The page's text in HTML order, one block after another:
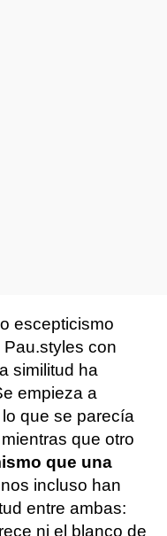
escepticismo
con
similitud ha
empieza a
que se parecía
que otro
que una
incluso han
entre ambas:
ni el blanco de